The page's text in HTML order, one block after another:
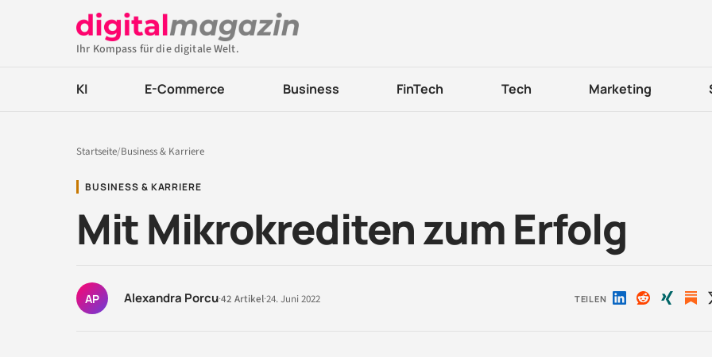
Ihr Kompass für die digitale Welt.
KI E-Commerce Business FinTech Tech Marketing
Startseite/Business & Karriere
BUSINESS & KARRIERE
Mit Mikrokrediten zum Erfolg
AP Alexandra Porcu·42 Artikel·24. Juni 2022 TEILEN Auf Auf Auf